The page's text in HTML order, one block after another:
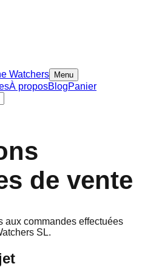
Watchers Menu
À proposBlogPanier
de vente
aux commandes effectuées
SL.